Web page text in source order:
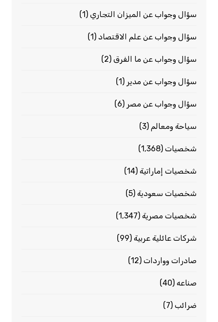
سؤال وجواب عن الميزان التجاري(1)
سؤال وجواب عن علم الاقتصاد(1)
سؤال وجواب عن ما الفرق(2)
سؤال وجواب عن مدير (1)
سؤال وجواب عن مصر (6)
سياحة ومعالم (3)
شخصيات(1٬368)
شخصيات إماراتية(14)
شخصيات سعودية(5)
شخصيات مصرية(1٬347)
شركات عائلية عربية(99)
صادرات وواردات(12)
صناعه(40)
ضرائب(7)